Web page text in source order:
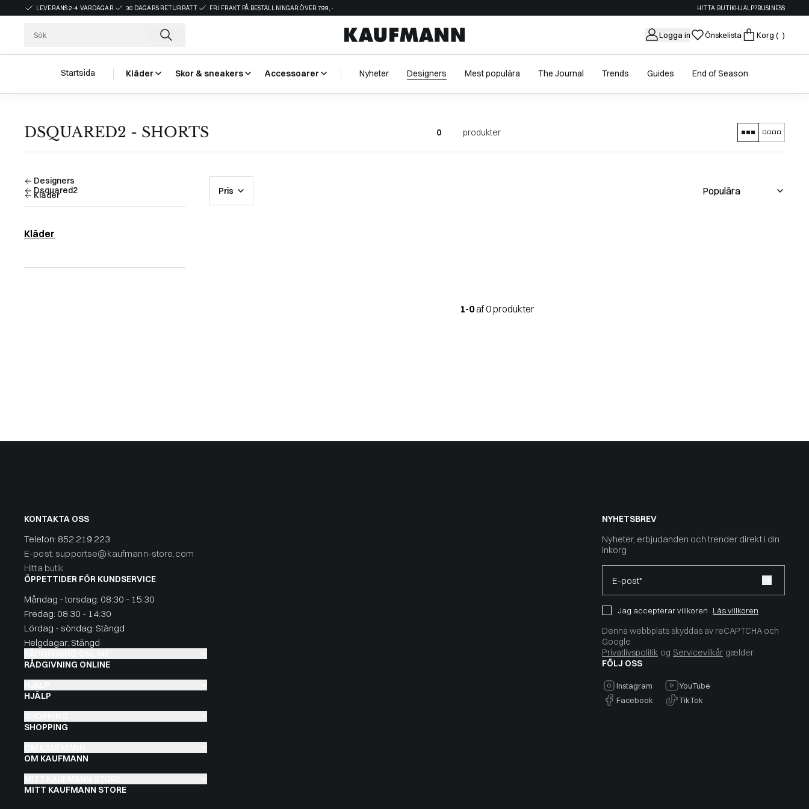
LEVERANS 2-4 VARDAGAR 30 DAGARS RETURRÄTT FRI FRAKT PÅ BESTÄLLNINGAR ÖVER 799,- HITTA BUTIKHJÄLP?BUSINESS
Logga in Önskelista Korg ( )
Startsida Kläder Skor & sneakers Accessoarer Nyheter Designers Mest populära The Journal Trends Guides End of Season
DSQUARED2 - SHORTS 0 produkter
Designers
Dsquared2
Kläder
Kläder
Pris
1-0af 0 produkter
KONTAKTA OSS
Telefon: 852 219 223
E-post: supportse@kaufmann-store.com
Hitta butik
ÖPPETTIDER FÖR KUNDSERVICE
Måndag - torsdag: 08:30 - 15:30
Fredag: 08:30 - 14:30
Lördag - söndag: Stängd
Helgdagar: Stängd
RÅDGIVNING ONLINE
HJÄLP
SHOPPING
OM KAUFMANN
MITT KAUFMANN STORE
FÖLJ OSS
Instagram
YouTube
Facebook
TikTok
NYHETSBREV
Nyheter, erbjudanden och trender direkt i din
inkorg
E-post*
Jag accepterar villkoren Läs villkoren
Denna webbplats skyddas av reCAPTCHA och
Google
Privatlivspolitik og Servicevilkår gælder.